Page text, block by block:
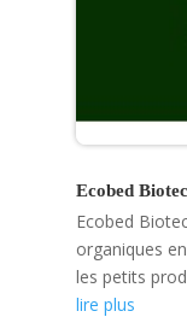
Ecobed
Ecobed
organiques
les petits
climatique et
lire plus